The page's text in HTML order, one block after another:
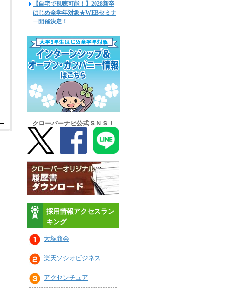
【自宅で視聴可能！】2028新卒
はじめ全学年対象★WEBセミナ
ー開催決定！
クローバーナビ公式ＳＮＳ！
採用情報アクセスラン
キング
大塚商会
楽天ソシオビジネス
アクセンチュア